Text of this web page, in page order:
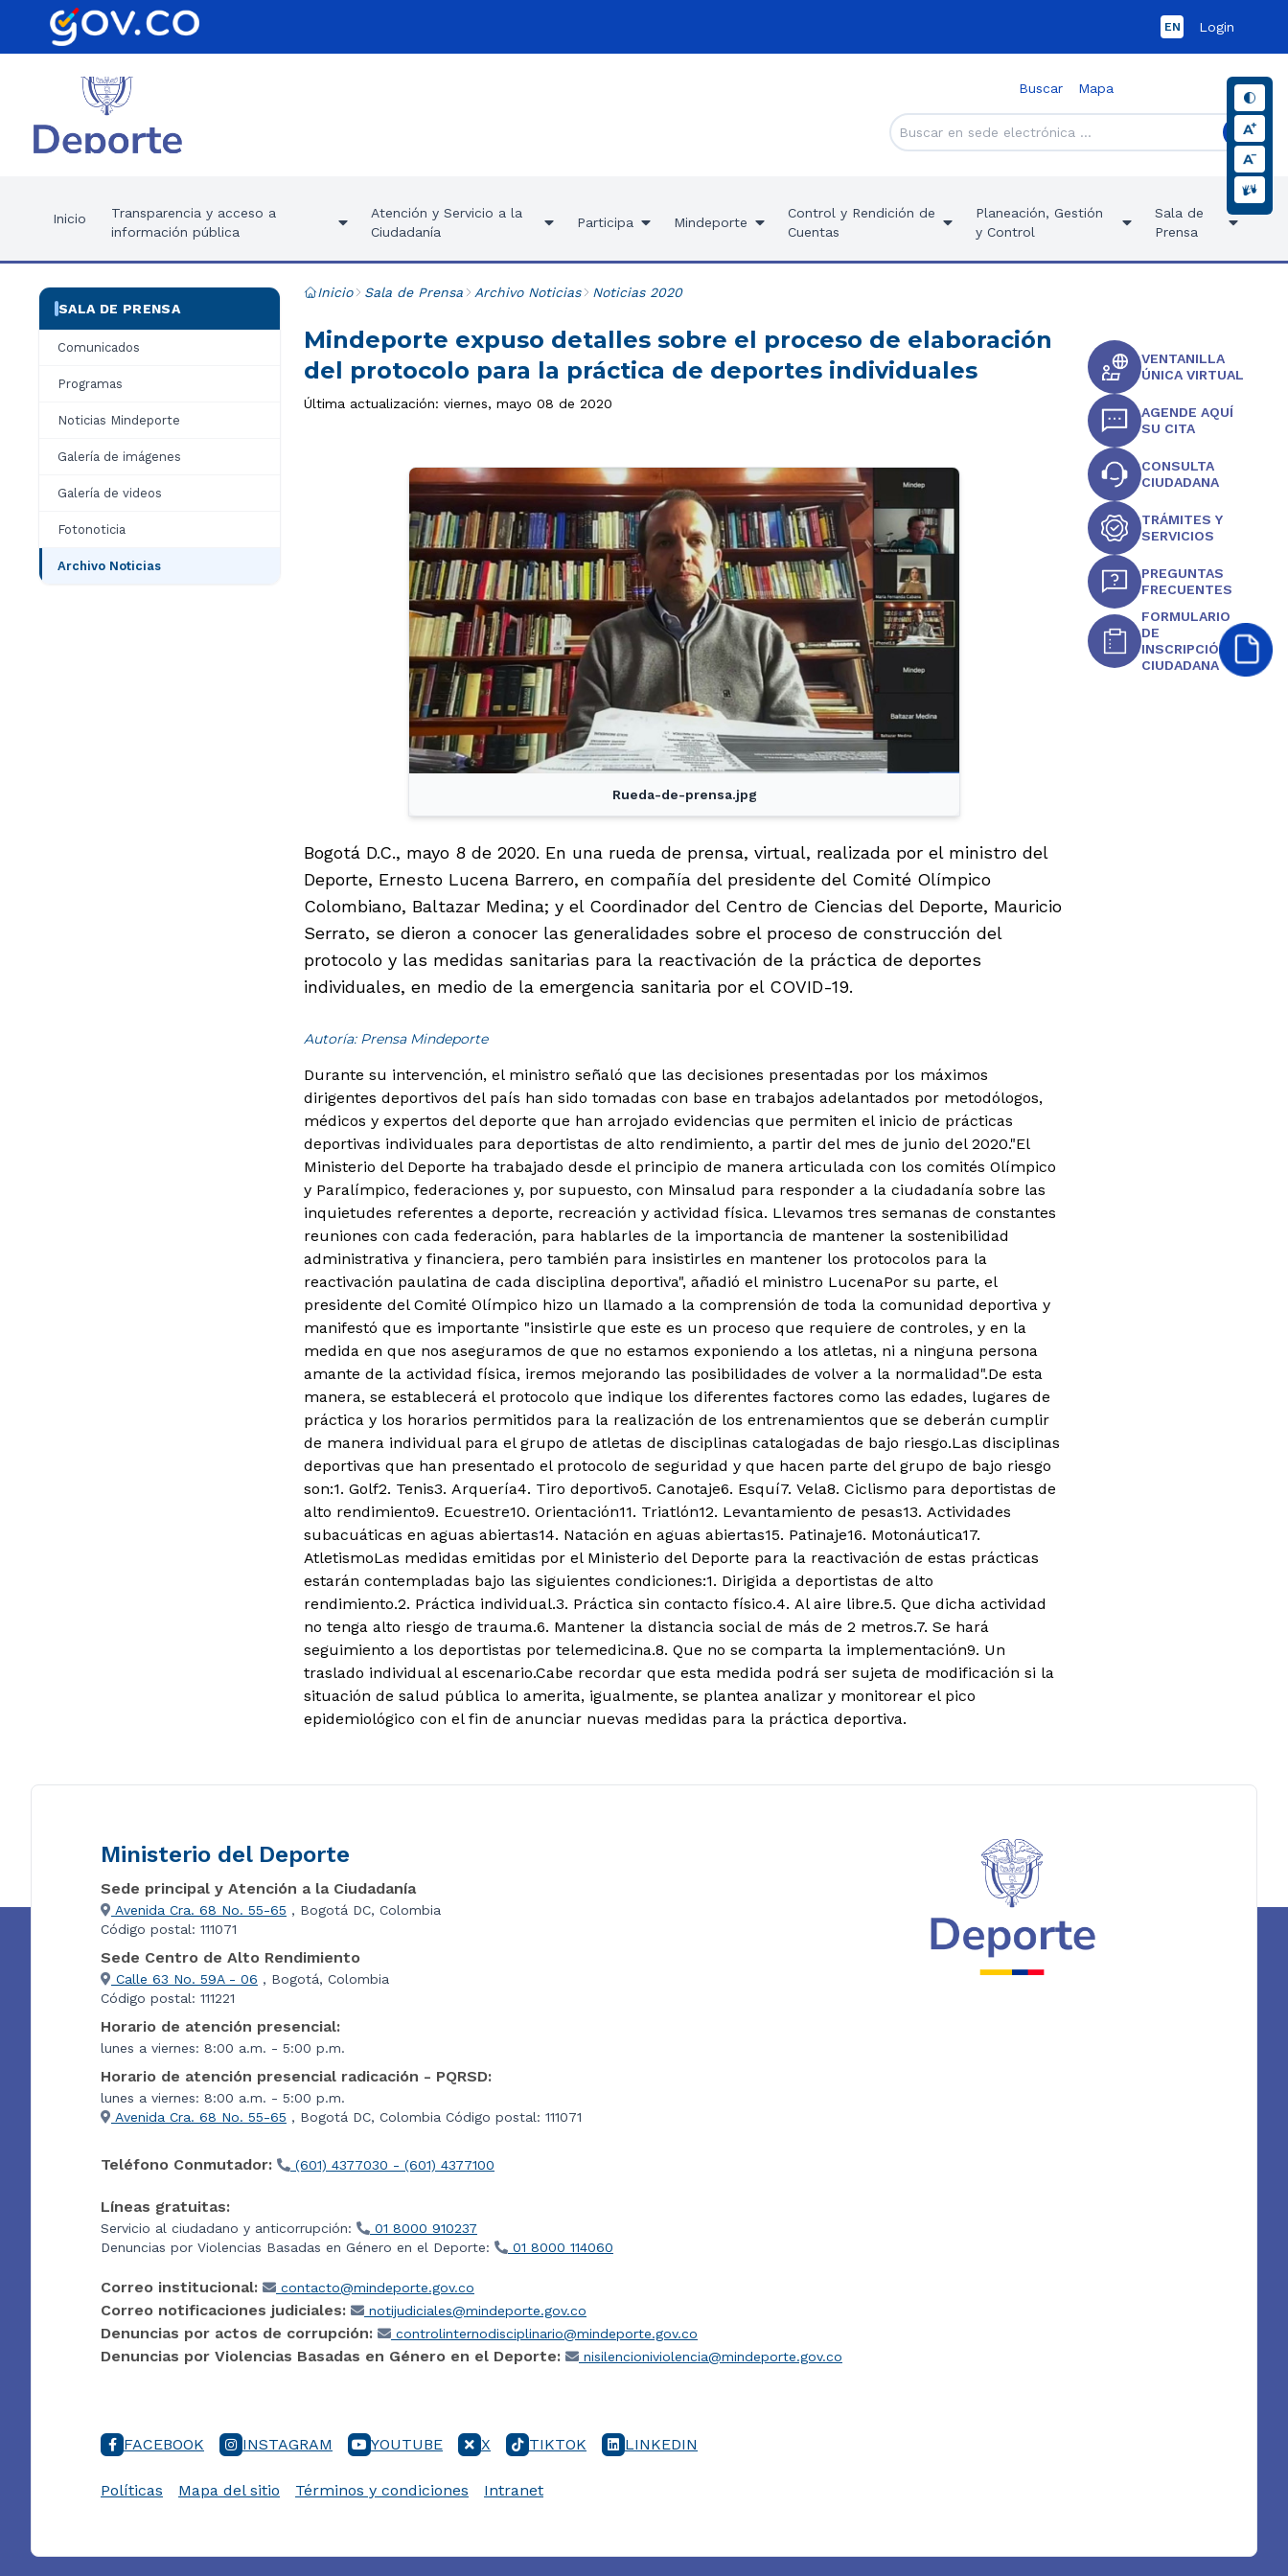
EN Login
Buscar Mapa
Inicio
Transparencia y acceso a
información pública
Atención y Servicio a la
Ciudadanía
Participa Mindeporte
Control y Rendición de
Cuentas
Planeación, Gestión
y Control
Sala de
Prensa
SALA DE PRENSA
Comunicados
Programas
Noticias Mindeporte
Galería de imágenes
Galería de videos
Fotonoticia
Archivo Noticias
Inicio Sala de Prensa Archivo Noticias Noticias 2020
Mindeporte expuso detalles sobre el proceso de elaboración
del protocolo para la práctica de deportes individuales
Última actualización: viernes, mayo 08 de 2020
Rueda-de-prensa.jpg
Bogotá D.C., mayo 8 de 2020. En una rueda de prensa, virtual, realizada por el ministro del
Deporte, Ernesto Lucena Barrero, en compañía del presidente del Comité Olímpico
Colombiano, Baltazar Medina; y el Coordinador del Centro de Ciencias del Deporte, Mauricio
Serrato, se dieron a conocer las generalidades sobre el proceso de construcción del
protocolo y las medidas sanitarias para la reactivación de la práctica de deportes
individuales, en medio de la emergencia sanitaria por el COVID-19.
Autoría: Prensa Mindeporte
Durante su intervención, el ministro señaló que las decisiones presentadas por los máximos
dirigentes deportivos del país han sido tomadas con base en trabajos adelantados por metodólogos,
médicos y expertos del deporte que han arrojado evidencias que permiten el inicio de prácticas
deportivas individuales para deportistas de alto rendimiento, a partir del mes de junio del 2020."El
Ministerio del Deporte ha trabajado desde el principio de manera articulada con los comités Olímpico
y Paralímpico, federaciones y, por supuesto, con Minsalud para responder a la ciudadanía sobre las
inquietudes referentes a deporte, recreación y actividad física. Llevamos tres semanas de constantes
reuniones con cada federación, para hablarles de la importancia de mantener la sostenibilidad
administrativa y financiera, pero también para insistirles en mantener los protocolos para la
reactivación paulatina de cada disciplina deportiva", añadió el ministro LucenaPor su parte, el
presidente del Comité Olímpico hizo un llamado a la comprensión de toda la comunidad deportiva y
manifestó que es importante "insistirle que este es un proceso que requiere de controles, y en la
medida en que nos aseguramos de que no estamos exponiendo a los atletas, ni a ninguna persona
amante de la actividad física, iremos mejorando las posibilidades de volver a la normalidad".De esta
manera, se establecerá el protocolo que indique los diferentes factores como las edades, lugares de
práctica y los horarios permitidos para la realización de los entrenamientos que se deberán cumplir
de manera individual para el grupo de atletas de disciplinas catalogadas de bajo riesgo.Las disciplinas
deportivas que han presentado el protocolo de seguridad y que hacen parte del grupo de bajo riesgo
son:1. Golf2. Tenis3. Arquería4. Tiro deportivo5. Canotaje6. Esquí7. Vela8. Ciclismo para deportistas de
alto rendimiento9. Ecuestre10. Orientación11. Triatlón12. Levantamiento de pesas13. Actividades
subacuáticas en aguas abiertas14. Natación en aguas abiertas15. Patinaje16. Motonáutica17.
AtletismoLas medidas emitidas por el Ministerio del Deporte para la reactivación de estas prácticas
estarán contempladas bajo las siguientes condiciones:1. Dirigida a deportistas de alto
rendimiento.2. Práctica individual.3. Práctica sin contacto físico.4. Al aire libre.5. Que dicha actividad
no tenga alto riesgo de trauma.6. Mantener la distancia social de más de 2 metros.7. Se hará
seguimiento a los deportistas por telemedicina.8. Que no se comparta la implementación9. Un
traslado individual al escenario.Cabe recordar que esta medida podrá ser sujeta de modificación si la
situación de salud pública lo amerita, igualmente, se plantea analizar y monitorear el pico
epidemiológico con el fin de anunciar nuevas medidas para la práctica deportiva.
VENTANILLA
ÚNICA VIRTUAL
AGENDE AQUÍ
SU CITA
CONSULTA
CIUDADANA
TRÁMITES Y
SERVICIOS
PREGUNTAS
FRECUENTES
FORMULARIO
DE
INSCRIPCIÓN
CIUDADANA
Ministerio del Deporte
Sede principal y Atención a la Ciudadanía
Avenida Cra. 68 No. 55-65 , Bogotá DC, Colombia
Código postal: 111071
Sede Centro de Alto Rendimiento
Calle 63 No. 59A - 06 , Bogotá, Colombia
Código postal: 111221
Horario de atención presencial:
lunes a viernes: 8:00 a.m. - 5:00 p.m.
Horario de atención presencial radicación - PQRSD:
lunes a viernes: 8:00 a.m. - 5:00 p.m.
Avenida Cra. 68 No. 55-65 , Bogotá DC, Colombia Código postal: 111071
Teléfono Conmutador: (601) 4377030 - (601) 4377100
Líneas gratuitas:
Servicio al ciudadano y anticorrupción:
01 8000 910237
Denuncias por Violencias Basadas en Género en el Deporte:
01 8000 114060
Correo institucional: contacto@mindeporte.gov.co
Correo notificaciones judiciales: notijudiciales@mindeporte.gov.co
Denuncias por actos de corrupción: controlinternodisciplinario@mindeporte.gov.co
Denuncias por Violencias Basadas en Género en el Deporte: nisilencioniviolencia@mindeporte.gov.co
FACEBOOK INSTAGRAM YOUTUBE X TIKTOK LINKEDIN
Políticas Mapa del sitio Términos y condiciones Intranet